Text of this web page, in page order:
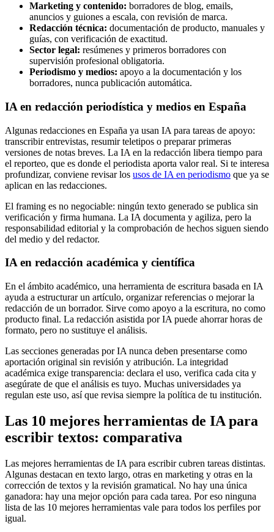
Marketing y contenido: borradores de blog, emails,
anuncios y guiones a escala, con revisión de marca.
Redacción técnica: documentación de producto, manuales y
guías, con verificación de exactitud.
Sector legal: resúmenes y primeros borradores con
supervisión profesional obligatoria.
Periodismo y medios: apoyo a la documentación y los
borradores, nunca publicación automática.
IA en redacción periodística y medios en España
Algunas redacciones en España ya usan IA para tareas de apoyo:
transcribir entrevistas, resumir teletipos o preparar primeras
versiones de notas breves. La IA en la redacción libera tiempo para
el reporteo, que es donde el periodista aporta valor real. Si te interesa
profundizar, conviene revisar los usos de IA en periodismo que ya se
aplican en las redacciones.
El framing es no negociable: ningún texto generado se publica sin
verificación y firma humana. La IA documenta y agiliza, pero la
responsabilidad editorial y la comprobación de hechos siguen siendo
del medio y del redactor.
IA en redacción académica y científica
En el ámbito académico, una herramienta de escritura basada en IA
ayuda a estructurar un artículo, organizar referencias o mejorar la
redacción de un borrador. Sirve como apoyo a la escritura, no como
producto final. La redacción asistida por IA puede ahorrar horas de
formato, pero no sustituye el análisis.
Las secciones generadas por IA nunca deben presentarse como
aportación original sin revisión y atribución. La integridad
académica exige transparencia: declara el uso, verifica cada cita y
asegúrate de que el análisis es tuyo. Muchas universidades ya
regulan este uso, así que revisa siempre la política de tu institución.
Las 10 mejores herramientas de IA para
escribir textos: comparativa
Las mejores herramientas de IA para escribir cubren tareas distintas.
Algunas destacan en texto largo, otras en marketing y otras en la
corrección de textos y la revisión gramatical. No hay una única
ganadora: hay una mejor opción para cada tarea. Por eso ninguna
lista de las 10 mejores herramientas vale para todos los perfiles por
igual.